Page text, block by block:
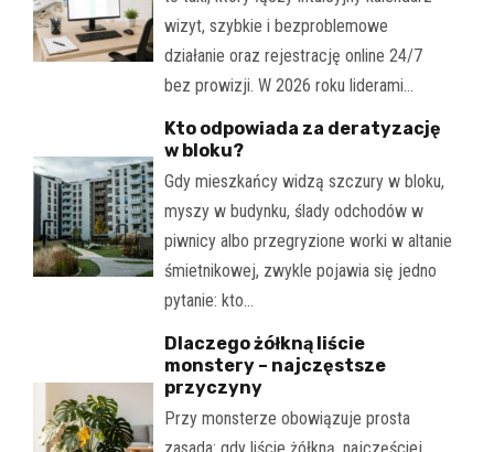
wizyt, szybkie i bezproblemowe
działanie oraz rejestrację online 24/7
bez prowizji. W 2026 roku liderami…
Kto odpowiada za deratyzację
w bloku?
Gdy mieszkańcy widzą szczury w bloku,
myszy w budynku, ślady odchodów w
piwnicy albo przegryzione worki w altanie
śmietnikowej, zwykle pojawia się jedno
pytanie: kto…
Dlaczego żółkną liście
monstery – najczęstsze
przyczyny
Przy monsterze obowiązuje prosta